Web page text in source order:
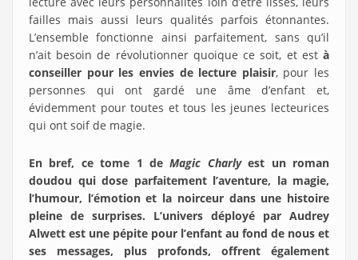
failles mais aussi leurs qualités parfois étonnantes.
L’ensemble fonctionne ainsi parfaitement, sans qu’il
n’ait besoin de révolutionner quoique ce soit, et est à
conseiller pour les envies de lecture plaisir, pour les
personnes qui ont gardé une âme d’enfant et,
évidemment pour toutes et tous les jeunes lecteurices
qui ont soif de magie.
En bref, ce tome 1 deMagic Charlyest un roman
doudou qui dose parfaitement l’aventure, la magie,
l’humour, l’émotion et la noirceur dans une histoire
pleine de surprises. L’univers déployé par Audrey
Alwett est une pépite pour l’enfant au fond de nous et
ses messages, plus profonds, offrent également